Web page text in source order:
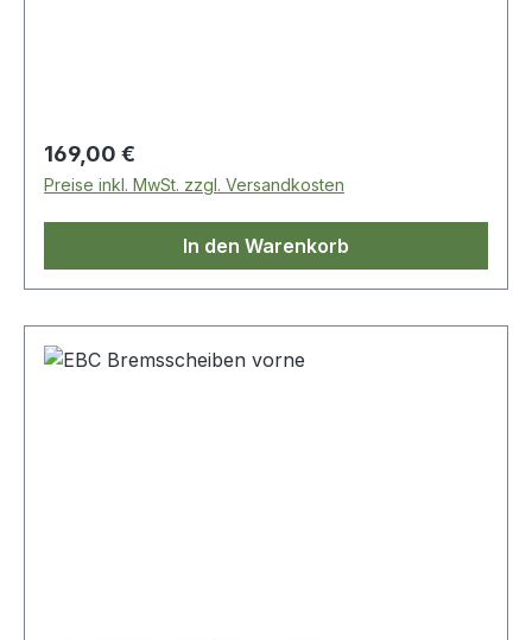
Regulärer Preis:
169,00 €
Preise inkl. MwSt. zzgl. Versandkosten
In den Warenkorb